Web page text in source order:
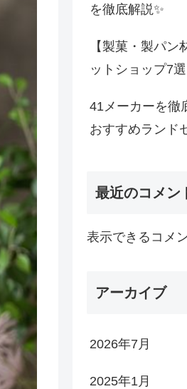
を徹底解説✨
【製菓・製パ
ットショップ7
41メーカーを徹
おすすめランド
最近のコメン
表示できるコメ
アーカイブ
2026年7月
2025年1月